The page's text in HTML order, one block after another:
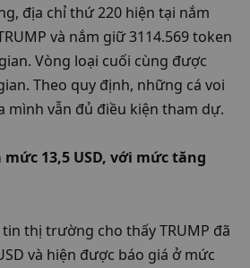
địa chỉ thứ 220 hiện tại nắm
và nắm giữ 3114.569 token
Vòng loại cuối cùng được
Theo quy định, những cá voi
mình vẫn đủ điều kiện tham dự.
13,5 USD, với mức tăng
thị trường cho thấy TRUMP đã
và hiện được báo giá ở mức